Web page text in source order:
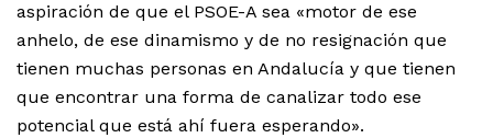
aspiración de que el PSOE-A sea «motor de ese
anhelo, de ese dinamismo y de no resignación que
tienen muchas personas en Andalucía y que tienen
que encontrar una forma de canalizar todo ese
potencial que está ahí fuera esperando».